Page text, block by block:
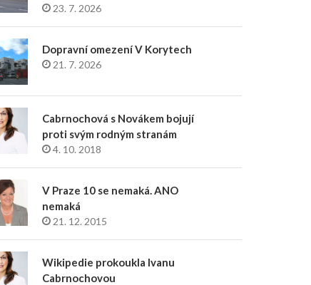
23. 7. 2026
Dopravní omezení V Korytech
21. 7. 2026
Cabrnochová s Novákem bojují
proti svým rodným stranám
4. 10. 2018
V Praze 10 se nemaká. ANO
nemaká
21. 12. 2015
Wikipedie prokoukla Ivanu
Cabrnochovou